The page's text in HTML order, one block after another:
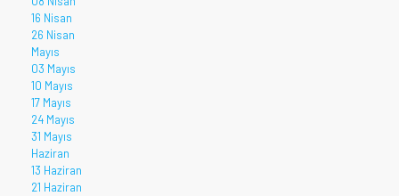
16 Nisan
26 Nisan
Mayıs
03 Mayıs
10 Mayıs
17 Mayıs
24 Mayıs
31 Mayıs
Haziran
13 Haziran
21 Haziran